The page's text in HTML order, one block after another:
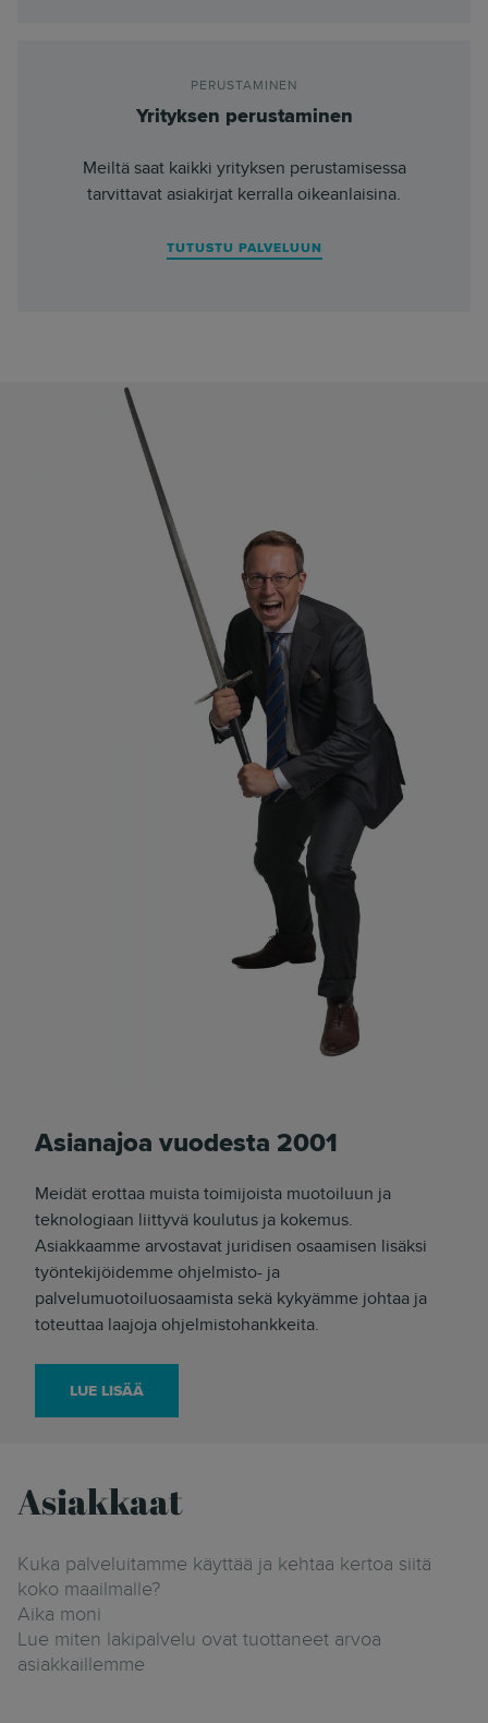
PERUSTAMINEN
Yrityksen perustaminen
Meiltä saat kaikki yrityksen perustamisessa
tarvittavat asiakirjat kerralla oikeanlaisina.
TUTUSTU PALVELUUN
Asianajoa vuodesta 2001
Meidät erottaa muista toimijoista muotoiluun ja
teknologiaan liittyvä koulutus ja kokemus.
Asiakkaamme arvostavat juridisen osaamisen lisäksi
työntekijöidemme ohjelmisto- ja
palvelumuotoiluosaamista sekä kykyämme johtaa ja
toteuttaa laajoja ohjelmistohankkeita.
LUE LISÄÄ
Asiakkaat
Kuka palveluitamme käyttää ja kehtaa kertoa siitä
koko maailmalle?
Aika moni
Lue miten lakipalvelu ovat tuottaneet arvoa
asiakkaillemme